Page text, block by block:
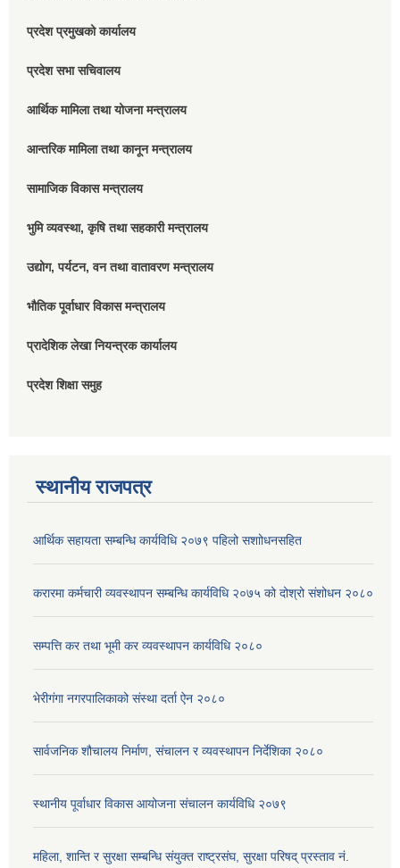
प्रदेश प्रमुखको कार्यालय
प्रदेश सभा सचिवालय
आर्थिक मामिला तथा योजना मन्त्रालय
आन्तरिक मामिला तथा कानून मन्त्रालय
सामाजिक विकास मन्त्रालय
भुमि व्यवस्था, कृषि तथा सहकारी मन्त्रालय
उद्योग, पर्यटन, वन तथा वातावरण मन्त्रालय
भौतिक पूर्वाधार विकास मन्त्रालय
प्रादेशिक लेखा नियन्त्रक कार्यालय
प्रदेश शिक्षा समुह
स्थानीय राजपत्र
आर्थिक सहायता सम्बन्धि कार्यविधि २०७९ पहिलो स‌शाोधनसहित
करारमा कर्मचारी व्यवस्थापन सम्बन्धि कार्यविधि २०७५ को दोश्रो संशोधन २०८०
सम्पत्ति कर तथा भूमी कर व्यवस्थापन कार्यविधि २०८०
भेरीगंगा नगरपालिकाको संस्था दर्ता ऐन २०८०
सार्वजनिक शौचालय निर्माण, संचालन र व्यवस्थापन निर्देशिका २०८०
स्थानीय पूर्वाधार विकास आयोजना संचालन कार्यविधि २०७९
महिला, शान्ति र सुरक्षा सम्बन्धि संयुक्त राष्ट्रसंघ, सुरक्षा परिषद् प्रस्ताव नं.